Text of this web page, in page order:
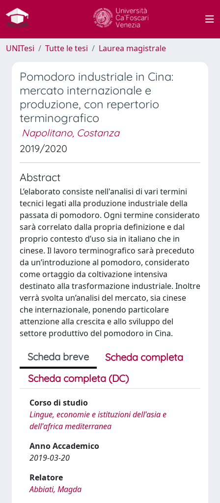
UNITesi Tutte le tesi Laurea magistrale
Pomodoro industriale in Cina:
mercato internazionale e
produzione, con repertorio
terminografico
Napolitano, Costanza
2019/2020
Abstract
L’elaborato consiste nell'analisi di vari termini
tecnici legati alla produzione industriale della
passata di pomodoro. Ogni termine considerato
sarà correlato dalla propria definizione e dal
proprio contesto d’uso sia in italiano che in
cinese. Il lavoro terminografico sarà preceduto
da un’introduzione al pomodoro, considerato
come ortaggio da coltivazione intensiva
destinato alla trasformazione industriale. Inoltre
verrà svolta un’analisi del mercato, sia cinese
che internazionale, ponendo particolare
attenzione alla crescita e allo sviluppo del
settore produttivo del pomodoro in Cina.
Scheda breve
Scheda completa
Scheda completa (DC)
Corso di studio
Lingue, economie e istituzioni dell'asia e
dell'africa mediterranea
Anno Accademico
2019-03-20
Relatore
Abbiati, Magda